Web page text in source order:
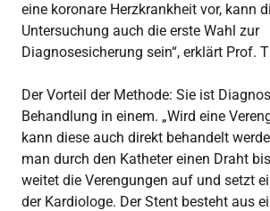
eine koronare Herzkrankheit vor, kann
Untersuchung auch die erste Wahl zur
Diagnosesicherung sein“, erklärt Prof.
Der Vorteil der Methode: Sie ist
Behandlung in einem. „Wird eine
kann diese auch direkt behandelt
man durch den Katheter einen Draht
weitet die Verengungen auf und setzt
der Kardiologe. Der Stent besteht aus